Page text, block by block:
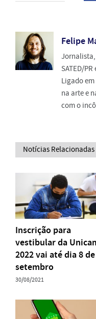
Felipe
SATED/
Ligado
na arte e
com o
Notícias Relacionadas
Inscrição para
vestibular da
2022 vai até dia 8 de
setembro
30/08/2021